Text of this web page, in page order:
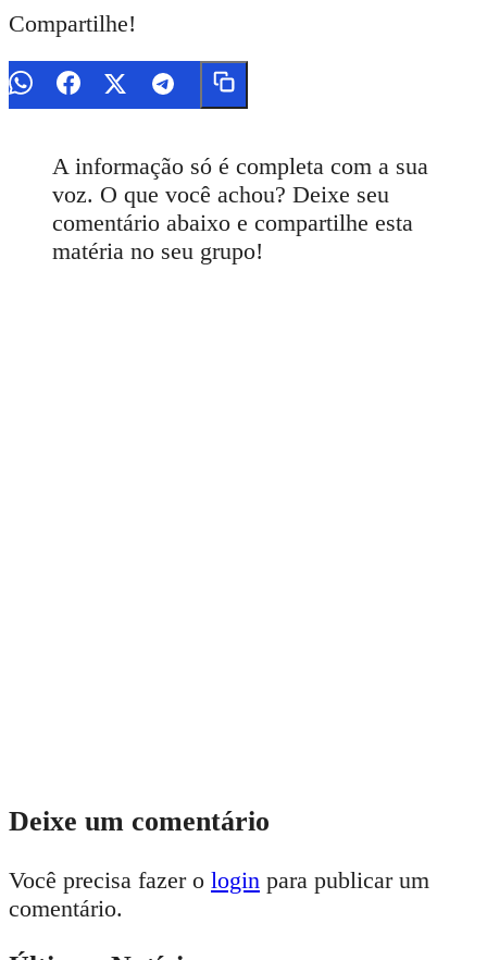
Compartilhe!
A informação só é completa com a sua
voz. O que você achou? Deixe seu
comentário abaixo e compartilhe esta
matéria no seu grupo!
Deixe um comentário
Você precisa fazer o login para publicar um
comentário.